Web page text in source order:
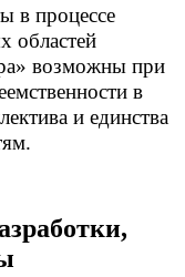
в процессе
областей
возможны при
в
и единства